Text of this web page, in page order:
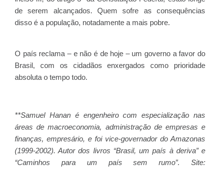
de serem alcançados. Quem sofre as consequências
disso é a população, notadamente a mais pobre.
O país reclama – e não é de hoje – um governo a favor do
Brasil, com os cidadãos enxergados como prioridade
absoluta o tempo todo.
**Samuel Hanan é engenheiro com especialização nas
áreas de macroeconomia, administração de empresas e
finanças, empresário, e foi vice-governador do Amazonas
(1999-2002). Autor dos livros “Brasil, um país à deriva” e
“Caminhos para um país sem rumo”. Site: